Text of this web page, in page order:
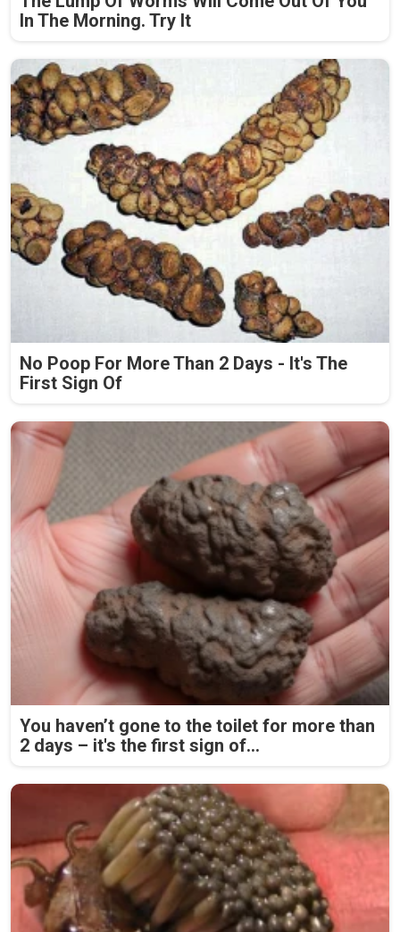
In The Morning. Try It
No Poop For More Than 2 Days - It's The
First Sign Of
You haven’t gone to the toilet for more than
2 days – it's the first sign of...